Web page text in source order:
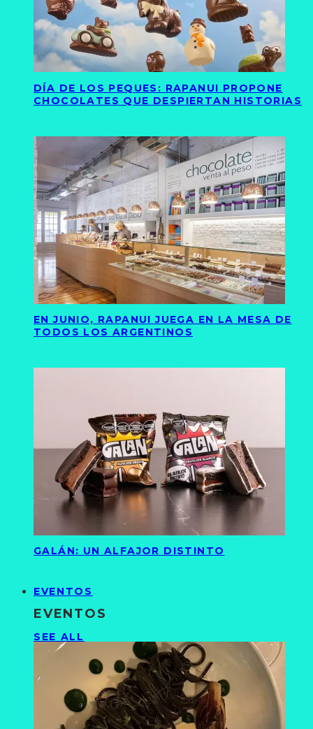
DÍA DE LOS PEQUES: RAPANUI PROPONE
CHOCOLATES QUE DESPIERTAN HISTORIAS
EN JUNIO, RAPANUI JUEGA EN LA MESA DE
TODOS LOS ARGENTINOS
GALÁN: UN ALFAJOR DISTINTO
EVENTOS
EVENTOS
SEE ALL